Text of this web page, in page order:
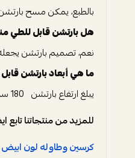
بالطبع، يمكن مسح بارتشن
هل بارتشن قابل للطي
نعم، تصميم بارتشن
ما هي أبعاد بارتشن
يبلغ ارتفاع بارتشن 180 سم وعرضه 200 سم عند فرده بالكامل.
للمزيد من منتجاتنا تابع
كرسين وطاوله لون ابيض